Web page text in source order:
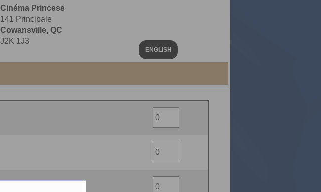
Cinéma Princess
141 Principale
Cowansville, QC
J2K 1J3
ENGLISH